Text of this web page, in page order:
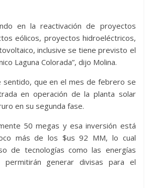
en la reactivación de proyectos
eólicos, proyectos hidroeléctricos,
inclusive se tiene previsto el
Laguna Colorada”, dijo Molina.
sentido, que en el mes de febrero se
en operación de la planta solar
en su segunda fase.
50 megas y esa inversión está
más de los $us 92 MM, lo cual
de tecnologías como las energías
permitirán generar divisas para el